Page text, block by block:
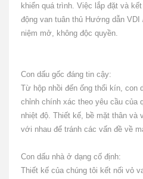
khiển quá trình. Việc lắp đặt và
động van tuân thủ Hướng dẫn
niệm mở, không độc quyền.
Con dấu gốc đáng tin cậy:
Từ hộp nhồi đến ống thổi kín, con
chỉnh chính xác theo yêu cầu của
nhiệt độ. Thiết kế, bề mặt thân và
với nhau để tránh các vấn đề về
Con dấu nhà ở dạng cố định:
Thiết kế của chúng tôi kết nối vỏ